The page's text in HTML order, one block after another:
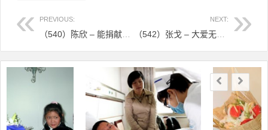
PREVIOUS: NEXT:
文章导航